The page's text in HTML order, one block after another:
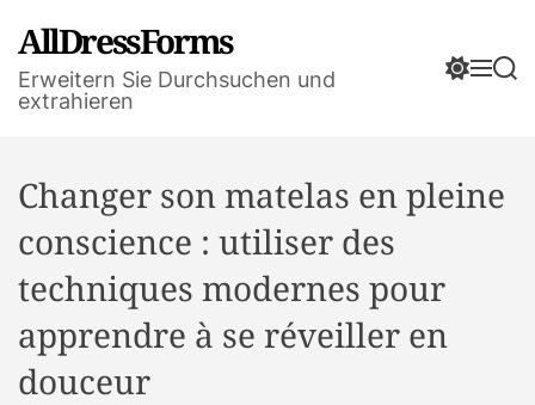
AllDressForms
Erweitern Sie Durchsuchen und
extrahieren
S
h
c
M S
Changer son matelas en pleine
conscience : utiliser des
techniques modernes pour
apprendre à se réveiller en
douceur